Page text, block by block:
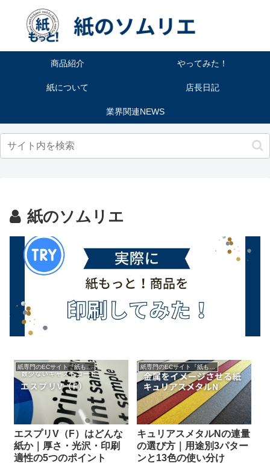
商品紹介 やってみた！
紙について 店長日記
業界関連NEWS
紙のソムリエ
紙専門のECサイト『紙もっと！』の商品紹介！
エスプリV（F）はどんな
紙か｜厚さ・光沢・印刷
適性の5つのポイント
キュリアスメタルNの連量
の選び方｜用途別3パター
ンと13色の使い分け